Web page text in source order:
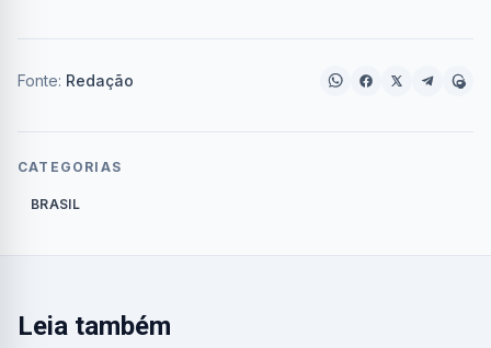
Fonte: Redação
CATEGORIAS
BRASIL
Leia também